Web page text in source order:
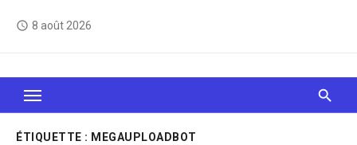
access_time 8 août 2026
Le Web, c'est comme une boîte de chocolats… On
sait jamais sur quoi on va tomber !
ÉTIQUETTE : MEGAUPLOADBOT